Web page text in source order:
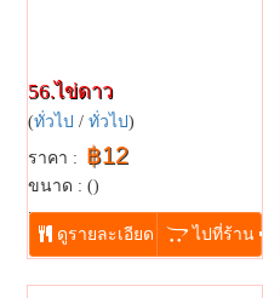
56.ไข่ดาว
(ทั่วไป / ทั่วไป)
ราคา : ฿12
ขนาด : ()
...
ดูรายละเอียด ไปที่ร้าน